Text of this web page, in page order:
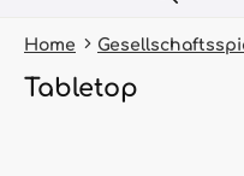
Home
Tabletop